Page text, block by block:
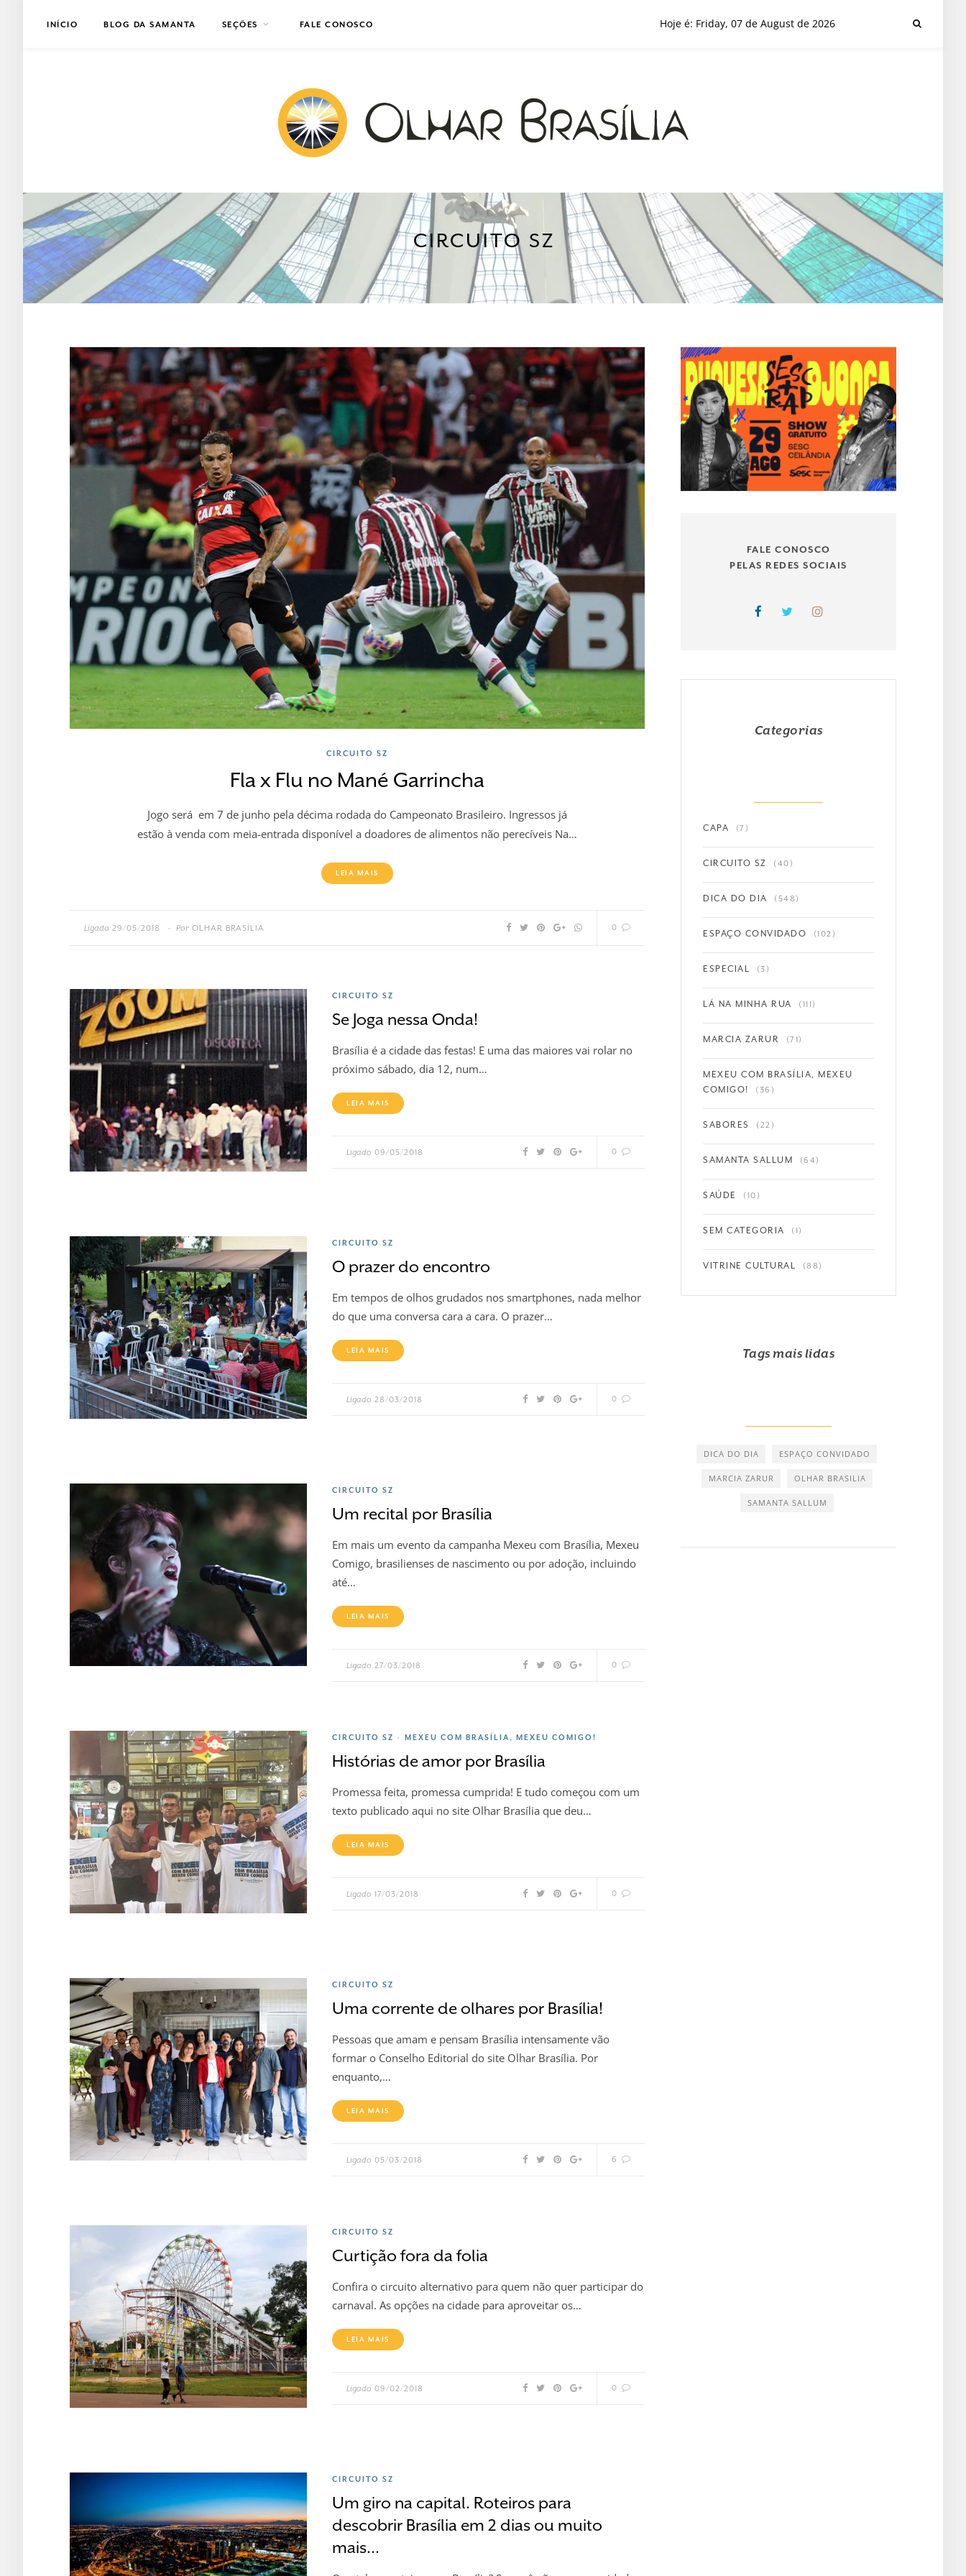
Hoje é: Friday, 07 de August de 2026
INÍCIO BLOG DA SAMANTA SEÇÕES FALE CONOSCO
CIRCUITO SZ
CIRCUITO SZ
Fla x Flu no Mané Garrincha
Jogo será em 7 de junho pela décima rodada do Campeonato Brasileiro. Ingressos já
estão à venda com meia-entrada disponível a doadores de alimentos não perecíveis Na…
LEIA MAIS
Ligado 29/05/2018 • Por OLHAR BRASÍLIA 0
CIRCUITO SZ
Se Joga nessa Onda!
Brasília é a cidade das festas! E uma das maiores vai rolar no
próximo sábado, dia 12, num…
LEIA MAIS
Ligado 09/05/2018 0
CIRCUITO SZ
O prazer do encontro
Em tempos de olhos grudados nos smartphones, nada melhor
do que uma conversa cara a cara. O prazer…
LEIA MAIS
Ligado 28/03/2018 0
CIRCUITO SZ
Um recital por Brasília
Em mais um evento da campanha Mexeu com Brasília, Mexeu
Comigo, brasilienses de nascimento ou por adoção, incluindo
até…
LEIA MAIS
Ligado 27/03/2018 0
CIRCUITO SZ • MEXEU COM BRASÍLIA, MEXEU COMIGO!
Histórias de amor por Brasília
Promessa feita, promessa cumprida! E tudo começou com um
texto publicado aqui no site Olhar Brasília que deu…
LEIA MAIS
Ligado 17/03/2018 0
CIRCUITO SZ
Uma corrente de olhares por Brasília!
Pessoas que amam e pensam Brasília intensamente vão
formar o Conselho Editorial do site Olhar Brasília. Por
enquanto,…
LEIA MAIS
Ligado 05/03/2018 6
CIRCUITO SZ
Curtição fora da folia
Confira o circuito alternativo para quem não quer participar do
carnaval. As opções na cidade para aproveitar os…
LEIA MAIS
Ligado 09/02/2018 0
CIRCUITO SZ
Um giro na capital. Roteiros para
descobrir Brasília em 2 dias ou muito
mais…
FALE CONOSCO
PELAS REDES SOCIAIS
Categorias
CAPA (7)
CIRCUITO SZ (40)
DICA DO DIA (548)
ESPAÇO CONVIDADO (102)
ESPECIAL (3)
LÁ NA MINHA RUA (111)
MARCIA ZARUR (71)
MEXEU COM BRASÍLIA, MEXEU
COMIGO!
(36)
SABORES (22)
SAMANTA SALLUM (64)
SAÚDE (10)
SEM CATEGORIA (1)
VITRINE CULTURAL (88)
Tags mais lidas
DICA DO DIA ESPAÇO CONVIDADO
MARCIA ZARUR OLHAR BRASILIA
SAMANTA SALLUM